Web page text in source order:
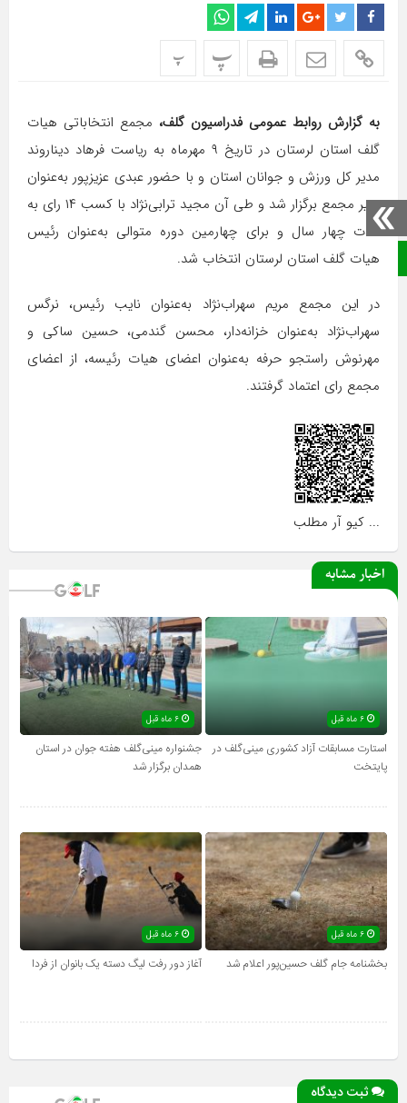
صفحه نخست
پ پ
به گزارش روابط عمومی فدراسیون گلف، مجمع انتخاباتی هیات
گلف استان لرستان در تاریخ ۹ مهرماه به ریاست فرهاد دیناروند
مدیر کل ورزش و جوانان استان و با حضور عبدی عزیزپور به‌عنوان
دبیر مجمع برگزار شد و طی آن مجید ترابی‌نژاد با کسب ۱۴ رای به
مدت چهار سال و برای چهارمین دوره متوالی به‌عنوان رئیس
هیات گلف استان لرستان انتخاب شد.
در این مجمع مریم سهراب‌نژاد به‌عنوان نایب رئیس، نرگس
سهراب‌نژاد به‌عنوان خزانه‌دار، محسن گندمی، حسین ساکی و
مهرنوش راستجو حرفه به‌عنوان اعضای هیات رئیسه، از اعضای
مجمع رای اعتماد گرفتند.
... کیو آر مطلب
اخبار مشابه
۶ ماه قبل
استارت مسابقات آزاد کشوری مینی‌گلف در
پایتخت
جشنواره مینی‌گلف هفته جوان در استان
همدان برگزار شد
۶ ماه قبل
بخشنامه جام گلف حسین‌پور اعلام شد آغاز دور رفت لیگ دسته یک بانوان از فردا
ثبت دیدگاه